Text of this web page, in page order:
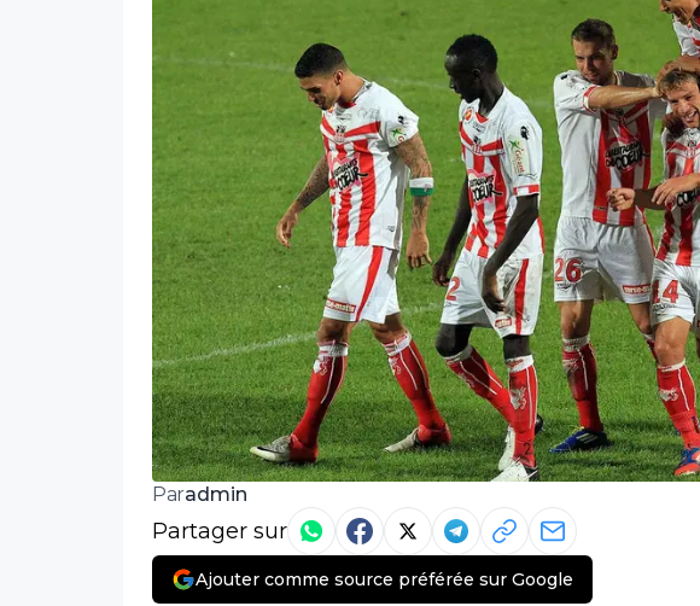
Paradmin
Partager sur
Ajouter comme source préférée sur Google